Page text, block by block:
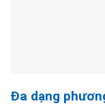
Đa dạng